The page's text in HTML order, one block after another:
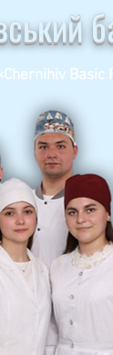
Basic